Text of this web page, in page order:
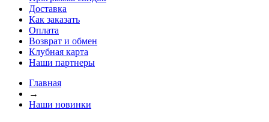
Доставка
Как заказать
Оплата
Возврат и обмен
Клубная карта
Наши партнеры
Главная
→
Наши новинки